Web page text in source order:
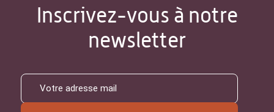
Inscrivez-vous à notre
newsletter